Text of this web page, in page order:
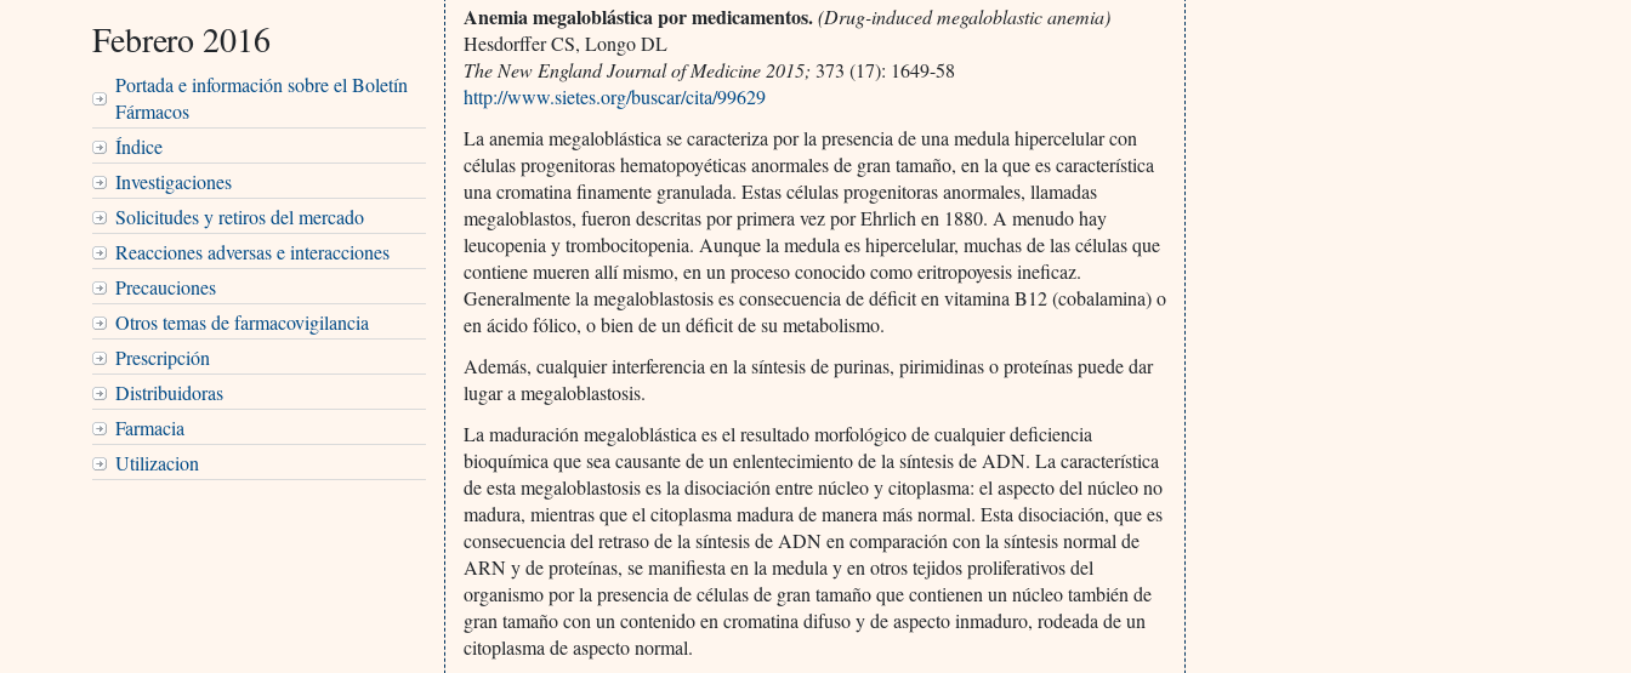
Febrero 2016
Portada e información sobre el Boletín
Fármacos
Índice
Investigaciones
Solicitudes y retiros del mercado
Reacciones adversas e interacciones
Precauciones
Otros temas de farmacovigilancia
Prescripción
Distribuidoras
Farmacia
Utilizacion
Anemia megaloblástica por medicamentos.(Drug-induced megaloblastic anemia)
Hesdorffer CS, Longo DL
The New England Journal of Medicine 2015; 373 (17): 1649-58
http://www.sietes.org/buscar/cita/99629
La anemia megaloblástica se caracteriza por la presencia de una medula hipercelular con
células progenitoras hematopoyéticas anormales de gran tamaño, en la que es característica
una cromatina finamente granulada. Estas células progenitoras anormales, llamadas
megaloblastos, fueron descritas por primera vez por Ehrlich en 1880. A menudo hay
leucopenia y trombocitopenia. Aunque la medula es hipercelular, muchas de las células que
contiene mueren allí mismo, en un proceso conocido como eritropoyesis ineficaz.
Generalmente la megaloblastosis es consecuencia de déficit en vitamina B12 (cobalamina) o
en ácido fólico, o bien de un déficit de su metabolismo.
Además, cualquier interferencia en la síntesis de purinas, pirimidinas o proteínas puede dar
lugar a megaloblastosis.
La maduración megaloblástica es el resultado morfológico de cualquier deficiencia
bioquímica que sea causante de un enlentecimiento de la síntesis de ADN. La característica
de esta megaloblastosis es la disociación entre núcleo y citoplasma: el aspecto del núcleo no
madura, mientras que el citoplasma madura de manera más normal. Esta disociación, que es
consecuencia del retraso de la síntesis de ADN en comparación con la síntesis normal de
ARN y de proteínas, se manifiesta en la medula y en otros tejidos proliferativos del
organismo por la presencia de células de gran tamaño que contienen un núcleo también de
gran tamaño con un contenido en cromatina difuso y de aspecto inmaduro, rodeada de un
citoplasma de aspecto normal.